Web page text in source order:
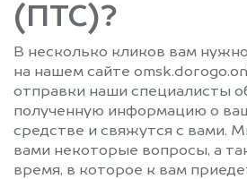
(ПТС)?
В несколько кликов вам
на нашем сайте
отправки наши специалисты
полученную информацию о
средстве и свяжутся с вами.
вами некоторые вопросы, а
время, в которое к вам